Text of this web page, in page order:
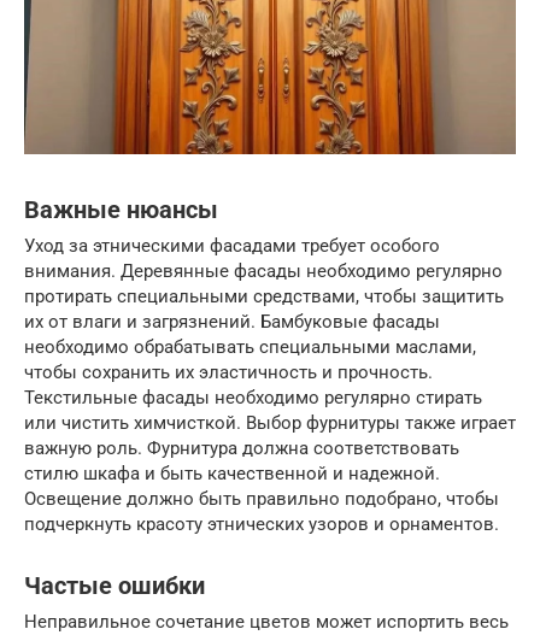
Важные нюансы
Уход за этническими фасадами требует особого
внимания. Деревянные фасады необходимо регулярно
протирать специальными средствами, чтобы защитить
их от влаги и загрязнений. Бамбуковые фасады
необходимо обрабатывать специальными маслами,
чтобы сохранить их эластичность и прочность.
Текстильные фасады необходимо регулярно стирать
или чистить химчисткой. Выбор фурнитуры также играет
важную роль. Фурнитура должна соответствовать
стилю шкафа и быть качественной и надежной.
Освещение должно быть правильно подобрано, чтобы
подчеркнуть красоту этнических узоров и орнаментов.
Частые ошибки
Неправильное сочетание цветов может испортить весь